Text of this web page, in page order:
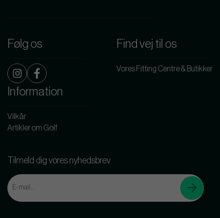
Følg os Find vej til os
Vores Fitting Centre & Butikker
Information
Vilkår
Artikler om Golf
Tilmeld dig vores nyhedsbrev